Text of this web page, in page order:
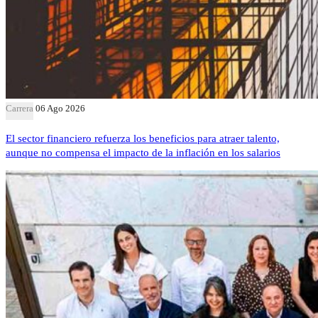
Carrera 06 Ago 2026
El sector financiero refuerza los beneficios para atraer talento,
aunque no compensa el impacto de la inflación en los salarios